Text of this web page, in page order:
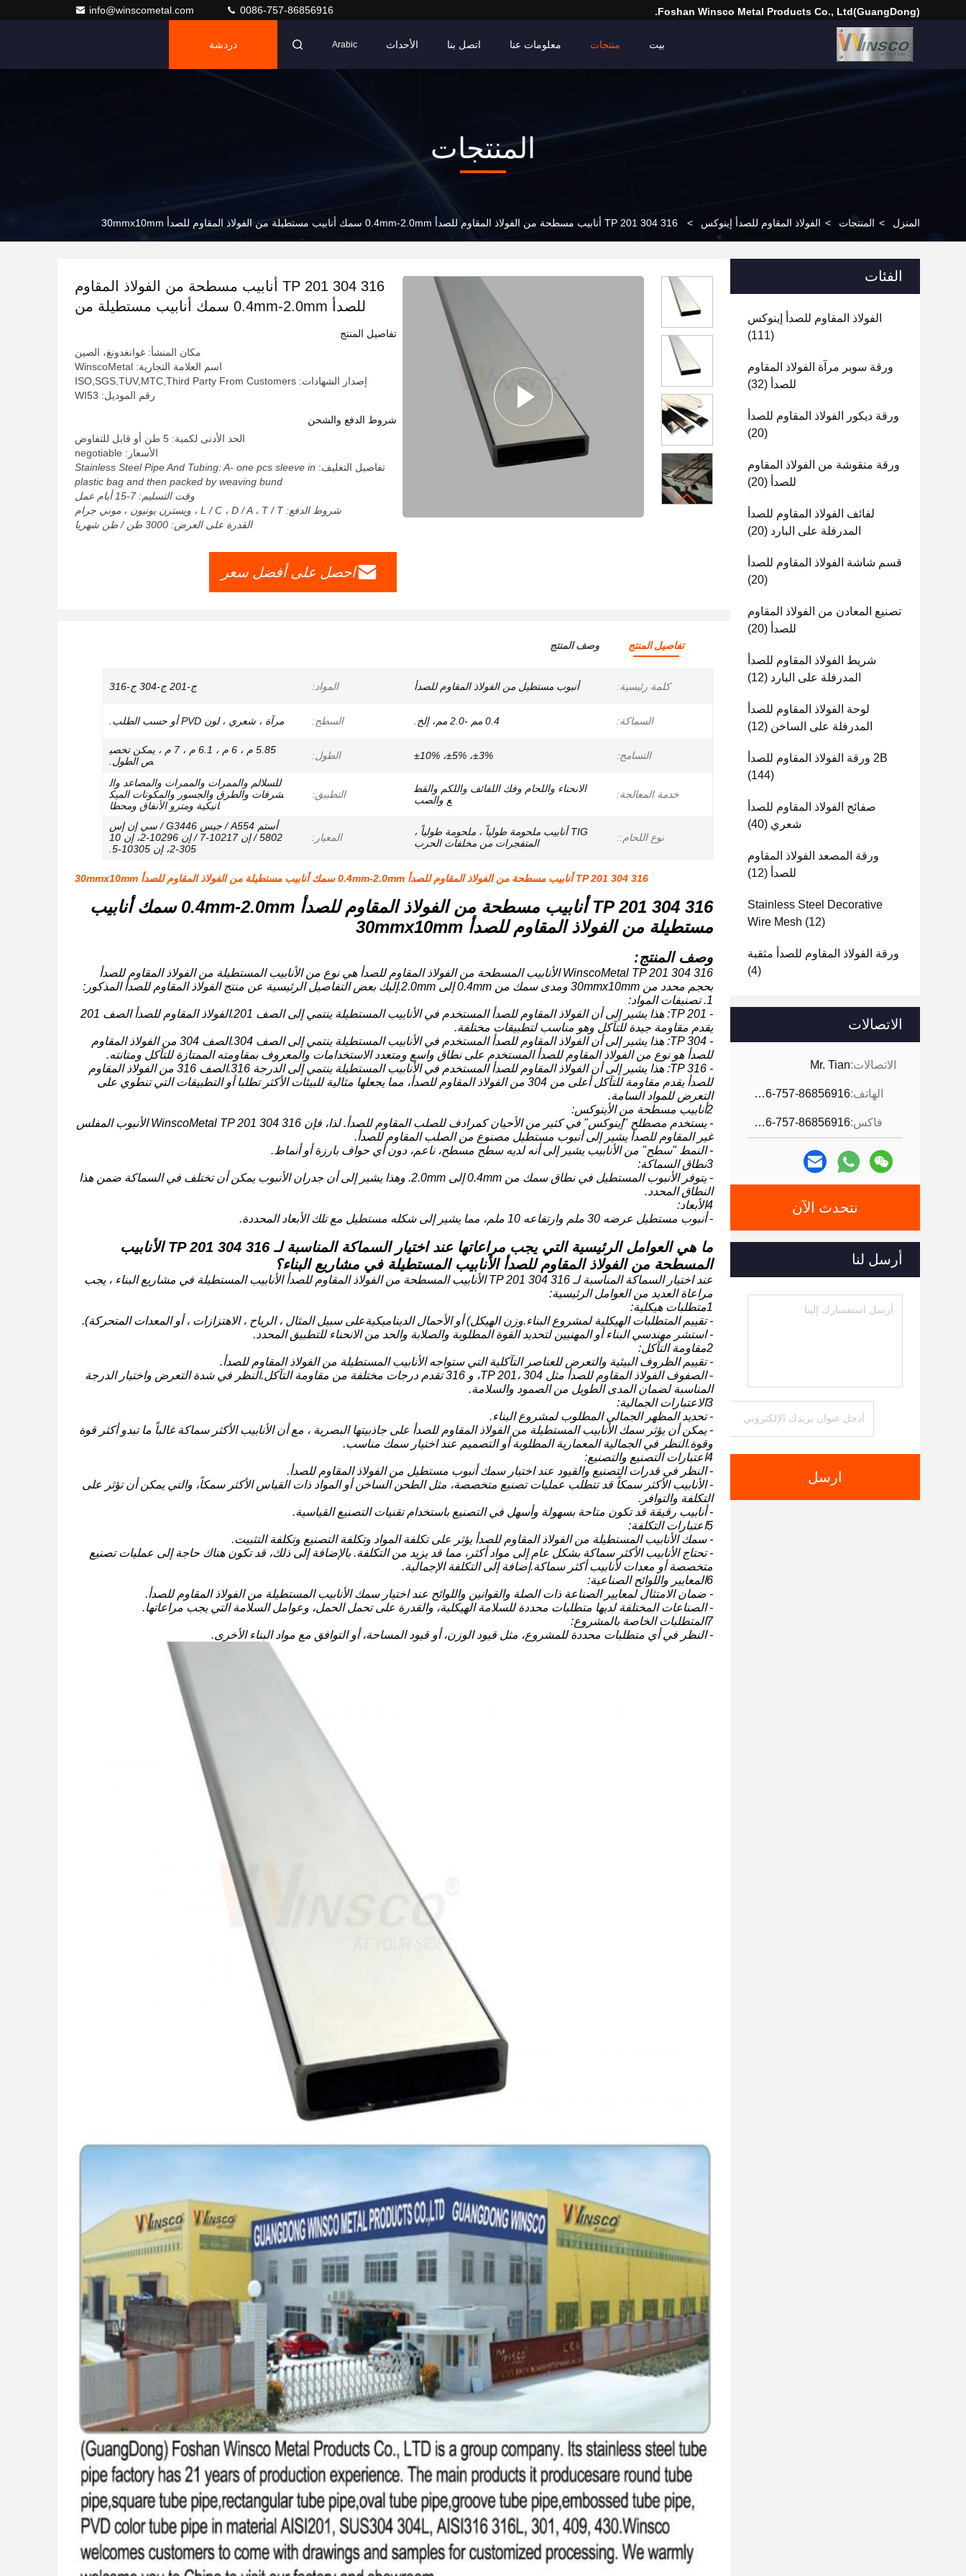
(GuangDong)Foshan Winsco Metal Products Co., Ltd.
info@winscometal.com 0086-757-86856916
بيت منتجات معلومات عنا اتصل بنا الأحداث Arabic دردشة
المنتجات
المنزل > المنتجات > الفولاذ المقاوم للصدأ إينوكس > TP 201 304 316 أنابيب مسطحة من الفولاذ المقاوم للصدأ 0.4mm-2.0mm سمك أنابيب مستطيلة من الفولاذ المقاوم للصدأ 30mmx10mm
الفئات
الفولاذ المقاوم للصدأ إينوكس
(111)
ورقة سوبر مرآة الفولاذ المقاوم
للصدأ (32)
ورقة ديكور الفولاذ المقاوم للصدأ
(20)
ورقة منقوشة من الفولاذ المقاوم
للصدأ (20)
لفائف الفولاذ المقاوم للصدأ
المدرفلة على البارد (20)
قسم شاشة الفولاذ المقاوم للصدأ
(20)
تصنيع المعادن من الفولاذ المقاوم
للصدأ (20)
شريط الفولاذ المقاوم للصدأ
المدرفلة على البارد (12)
لوحة الفولاذ المقاوم للصدأ
المدرفلة على الساخن (12)
2B ورقة الفولاذ المقاوم للصدأ
(144)
صفائح الفولاذ المقاوم للصدأ
شعري (40)
ورقة المصعد الفولاذ المقاوم
للصدأ (12)
Stainless Steel Decorative
Wire Mesh (12)
ورقة الفولاذ المقاوم للصدأ مثقبة
(4)
الاتصالات
الاتصالات:Mr. Tian
الهاتف: 0086-757-86856916
فاكس: 0086-757-86856916
نتحدث الآن
أرسل لنا
ارسل
TP 201 304 316 أنابيب مسطحة من الفولاذ المقاوم
للصدأ 0.4mm-2.0mm سمك أنابيب مستطيلة من
تفاصيل المنتج
مكان المنشأ: غوانغدونغ، الصين
اسم العلامة التجارية: WinscoMetal
إصدار الشهادات: ISO,SGS,TUV,MTC,Third Party From Customers
رقم الموديل: WI53
شروط الدفع والشحن
الحد الأدنى لكمية: 5 طن أو قابل للتفاوض
الأسعار: negotiable
تفاصيل التغليف: Stainless Steel Pipe And Tubing: A- one pcs sleeve in
plastic bag and then packed by weaving bund
وقت التسليم: 7-15 أيام عمل
شروط الدفع: L / C ، D / A ، T / T ، ويسترن يونيون ، موني جرام
القدرة على العرض: 3000 طن / طن شهريا
احصل على أفضل سعر
تفاصيل المنتج وصف المنتج
كلمة رئيسية: أنبوب مستطيل من الفولاذ المقاوم للصدأ المواد: ج-201 ج-304 ج-316
السماكة: 0.4 مم -2.0 مم، إلخ. السطح: مرآة ، شعري ، لون PVD أو حسب الطلب.
التسامح: ±3%، ±5%، ±10% الطول:
5.85 م ، 6 م ، 6.1 م ، 7 م ، يمكن تخصي
ص الطول.
خدمة المعالجة:
الانحناء واللحام وفك اللفائف واللكم والقط
ع والصب
التطبيق:
للسلالم والممرات والممرات والمصاعد وال
شرفات والطرق والجسور والمكونات الميك
انيكية ومترو الأنفاق ومحطا
نوع اللحام::
TIG أنابيب ملحومة طولياً ، ملحومة طولياً ،
المتفجرات من مخلفات الحرب
المعيار:
أستم A554 / جيس G3446 / سي إن إس
5802 / إن 10217-7 / إن 10296-2، إن 10
305-2، إن 10305-5.
TP 201 304 316 أنابيب مسطحة من الفولاذ المقاوم للصدأ 0.4mm-2.0mm سمك أنابيب مستطيلة من الفولاذ المقاوم للصدأ 30mmx10mm
TP 201 304 316 أنابيب مسطحة من الفولاذ المقاوم للصدأ 0.4mm-2.0mm سمك أنابيب
مستطيلة من الفولاذ المقاوم للصدأ 30mmx10mm
وصف المنتج:
WinscoMetal TP 201 304 316 الأنابيب المسطحة من الفولاذ المقاوم للصدأ هي نوع من الأنابيب المستطيلة من الفولاذ المقاوم للصدأ
بحجم محدد من 30mmx10mm ومدى سمك من 0.4mm إلى 2.0mm.إليك بعض التفاصيل الرئيسية عن منتج الفولاذ المقاوم للصدأ المذكور:
1. تصنيفات المواد:
- TP 201: هذا يشير إلى أن الفولاذ المقاوم للصدأ المستخدم في الأنابيب المستطيلة ينتمي إلى الصف 201.الفولاذ المقاوم للصدأ الصف 201
يقدم مقاومة جيدة للتآكل وهو مناسب لتطبيقات مختلفة.
- TP 304: هذا يشير إلى أن الفولاذ المقاوم للصدأ المستخدم في الأنابيب المستطيلة ينتمي إلى الصف 304.الصف 304 من الفولاذ المقاوم
للصدأ هو نوع من الفولاذ المقاوم للصدأ المستخدم على نطاق واسع ومتعدد الاستخدامات والمعروف بمقاومته الممتازة للتآكل ومتانته.
- TP 316: هذا يشير إلى أن الفولاذ المقاوم للصدأ المستخدم في الأنابيب المستطيلة ينتمي إلى الدرجة 316.الصف 316 من الفولاذ المقاوم
للصدأ يقدم مقاومة للتآكل أعلى من 304 من الفولاذ المقاوم للصدأ، مما يجعلها مثالية للبيئات الأكثر تطلبا أو التطبيقات التي تنطوي على
التعرض للمواد السامة.
2أنابيب مسطحة من الأينوكس:
- يستخدم مصطلح "إينوكس" في كثير من الأحيان كمرادف للصلب المقاوم للصدأ. لذا، فإن WinscoMetal TP 201 304 316 الأنبوب المفلس
غير المقاوم للصدأ يشير إلى أنبوب مستطيل مصنوع من الصلب المقاوم للصدأ.
- النمط "سطح" من الأنابيب يشير إلى أنه لديه سطح مسطح، ناعم، دون أي حواف بارزة أو أنماط.
3نطاق السماكة:
- يتوفر الأنبوب المستطيل في نطاق سمك من 0.4mm إلى 2.0mm. وهذا يشير إلى أن جدران الأنبوب يمكن أن تختلف في السماكة ضمن هذا
النطاق المحدد.
4الأبعاد:
- أنبوب مستطيل عرضه 30 ملم وارتفاعه 10 ملم، مما يشير إلى شكله مستطيل مع تلك الأبعاد المحددة.
ما هي العوامل الرئيسية التي يجب مراعاتها عند اختيار السماكة المناسبة لـ TP 201 304 316 الأنابيب
المسطحة من الفولاذ المقاوم للصدأ الأنابيب المستطيلة في مشاريع البناء؟
عند اختيار السماكة المناسبة لـ TP 201 304 316 الأنابيب المسطحة من الفولاذ المقاوم للصدأ الأنابيب المستطيلة في مشاريع البناء ، يجب
مراعاة العديد من العوامل الرئيسية:
1متطلبات هيكلية:
- تقييم المتطلبات الهيكلية لمشروع البناء.وزن الهيكل) أو الأحمال الديناميكيةعلى سبيل المثال ، الرياح ، الاهتزازات ، أو المعدات المتحركة).
- استشر مهندسي البناء أو المهنيين لتحديد القوة المطلوبة والصلابة والحد من الانحناء للتطبيق المحدد.
2مقاومة التآكل:
- تقييم الظروف البيئية والتعرض للعناصر التآكلية التي ستواجه الأنابيب المستطيلة من الفولاذ المقاوم للصدأ.
- الصفوف الفولاذ المقاوم للصدأ مثل TP 201، 304، و 316 تقدم درجات مختلفة من مقاومة التآكل.النظر في شدة التعرض واختيار الدرجة
المناسبة لضمان المدى الطويل من الصمود والسلامة.
3الاعتبارات الجمالية:
- تحديد المظهر الجمالي المطلوب لمشروع البناء.
- يمكن أن يؤثر سمك الأنابيب المستطيلة من الفولاذ المقاوم للصدأ على جاذبيتها البصرية ، مع أن الأنابيب الأكثر سماكة غالباً ما تبدو أكثر قوة
وقوة.النظر في الجمالية المعمارية المطلوبة أو التصميم عند اختيار سمك مناسب.
4اعتبارات التصنيع والتصنيع:
- النظر في قدرات التصنيع والقيود عند اختيار سمك أنبوب مستطيل من الفولاذ المقاوم للصدأ.
- الأنابيب الأكثر سمكاً قد تتطلب عمليات تصنيع متخصصة، مثل الطحن الساخن أو المواد ذات القياس الأكثر سمكاً، والتي يمكن أن تؤثر على
التكلفة والتوافر.
- أنابيب رقيقة قد تكون متاحة بسهولة وأسهل في التصنيع باستخدام تقنيات التصنيع القياسية.
5اعتبارات التكلفة:
- سمك الأنابيب المستطيلة من الفولاذ المقاوم للصدأ يؤثر على تكلفة المواد وتكلفة التصنيع وتكلفة التثبيت.
- تحتاج الأنابيب الأكثر سماكة بشكل عام إلى مواد أكثر، مما قد يزيد من التكلفة. بالإضافة إلى ذلك، قد تكون هناك حاجة إلى عمليات تصنيع
متخصصة أو معدات لأنابيب أكثر سماكة.إضافة إلى التكلفة الإجمالية.
6المعايير واللوائح الصناعية:
- ضمان الامتثال لمعايير الصناعة ذات الصلة والقوانين واللوائح عند اختيار سمك الأنابيب المستطيلة من الفولاذ المقاوم للصدأ.
- الصناعات المختلفة لديها متطلبات محددة للسلامة الهيكلية، والقدرة على تحمل الحمل، وعوامل السلامة التي يجب مراعاتها.
7المتطلبات الخاصة بالمشروع:
- النظر في أي متطلبات محددة للمشروع، مثل قيود الوزن، أو قيود المساحة، أو التوافق مع مواد البناء الأخرى.